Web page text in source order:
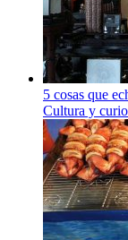
5 cosas que
Cultura y